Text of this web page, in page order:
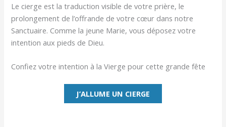
Le cierge est la traduction visible de votre prière, le
prolongement de l’offrande de votre cœur dans notre
Sanctuaire. Comme la jeune Marie, vous déposez votre
intention aux pieds de Dieu.
Confiez votre intention à la Vierge pour cette grande fête
J’ALLUME UN CIERGE